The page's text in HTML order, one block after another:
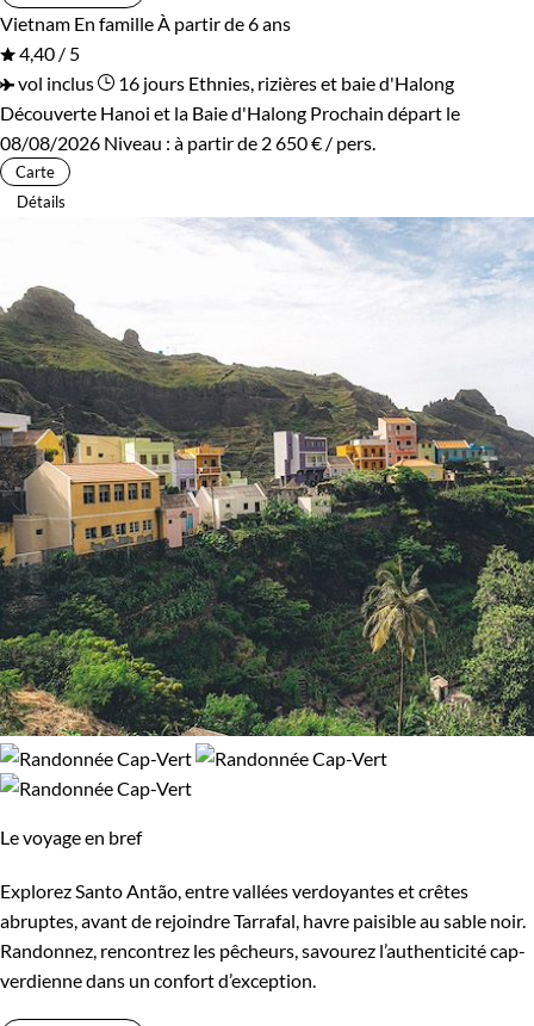
Vietnam En famille À partir de 6 ans
4,40 / 5
vol inclus
16 jours Ethnies, rizières et baie d'Halong
Découverte Hanoi et la Baie d'Halong Prochain départ le
08/08/2026 Niveau : à partir de 2 650 € / pers.
Carte
Détails
Le voyage en bref
Explorez Santo Antão, entre vallées verdoyantes et crêtes
abruptes, avant de rejoindre Tarrafal, havre paisible au sable noir.
Randonnez, rencontrez les pêcheurs, savourez l’authenticité cap-
verdienne dans un confort d’exception.